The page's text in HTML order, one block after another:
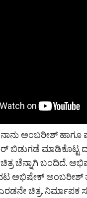
ಅಂಬರೀಶ್ ಹಾಗೂ
ಬಿಡುಗಡೆ ಮಾಡಿಕೊಟ್ಟ
ಚೆನ್ನಾಗಿ ಬಂದಿದೆ.
ಅಭಿಷೇಕ್‌ ಅಂಬರೀಶ್‌
ಚಿತ್ರ. ನಿರ್ಮಾಪಕ